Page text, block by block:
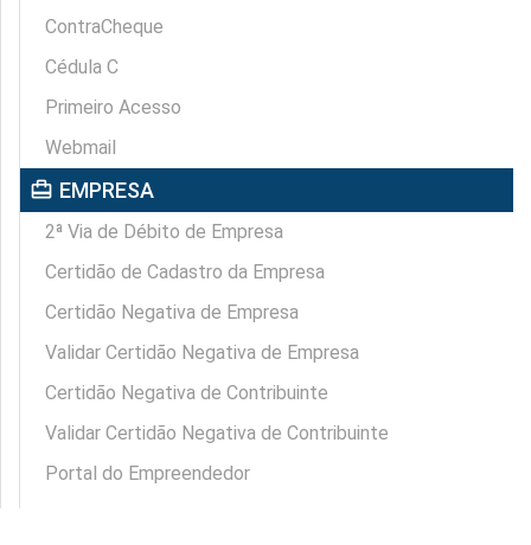
ContraCheque
Cédula C
Primeiro Acesso
Webmail
card_travel EMPRESA
2ª Via de Débito de Empresa
Certidão de Cadastro da Empresa
Certidão Negativa de Empresa
Validar Certidão Negativa de Empresa
Certidão Negativa de Contribuinte
Validar Certidão Negativa de Contribuinte
Portal do Empreendedor